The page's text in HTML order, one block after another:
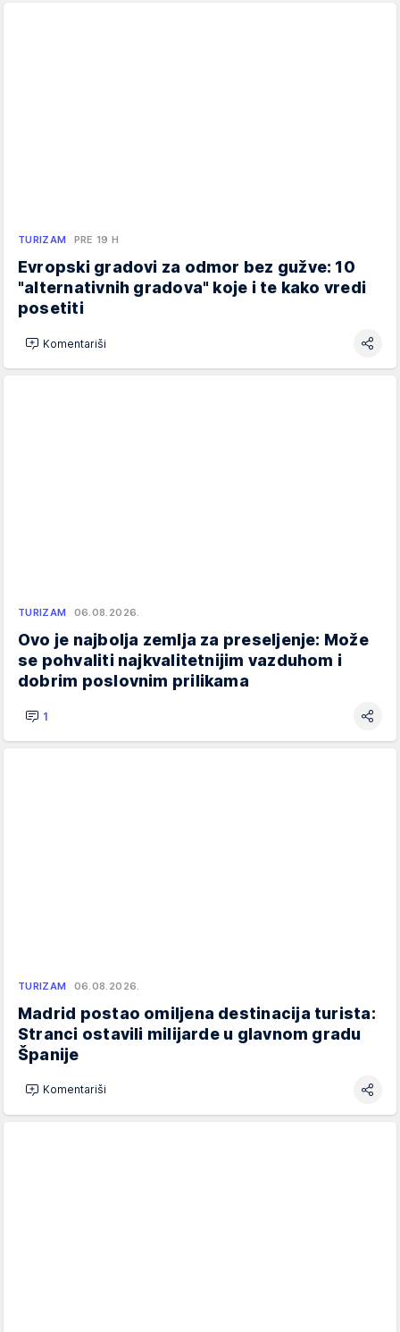
TURIZAM PRE 19 H
Evropski gradovi za odmor bez gužve: 10
"alternativnih gradova" koje i te kako vredi
posetiti
Komentariši
TURIZAM 06.08.2026.
Ovo je najbolja zemlja za preseljenje: Može
se pohvaliti najkvalitetnijim vazduhom i
dobrim poslovnim prilikama
1
TURIZAM 06.08.2026.
Madrid postao omiljena destinacija turista:
Stranci ostavili milijarde u glavnom gradu
Španije
Komentariši